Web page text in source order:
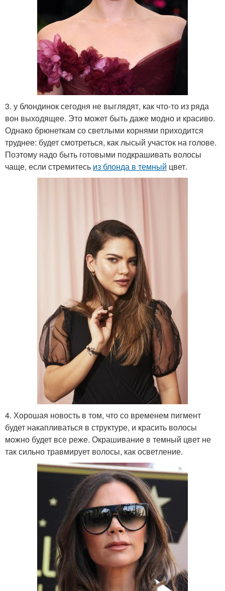
3. у блондинок сегодня не выглядят, как что-то из ряда
вон выходящее. Это может быть даже модно и красиво.
Однако брюнеткам со светлыми корнями приходится
труднее: будет смотреться, как лысый участок на голове.
Поэтому надо быть готовыми подкрашивать волосы
чаще, если стремитесь из блонда в темный цвет.
4. Хорошая новость в том, что со временем пигмент
будет накапливаться в структуре, и красить волосы
можно будет все реже. Окрашивание в темный цвет не
так сильно травмирует волосы, как осветление.